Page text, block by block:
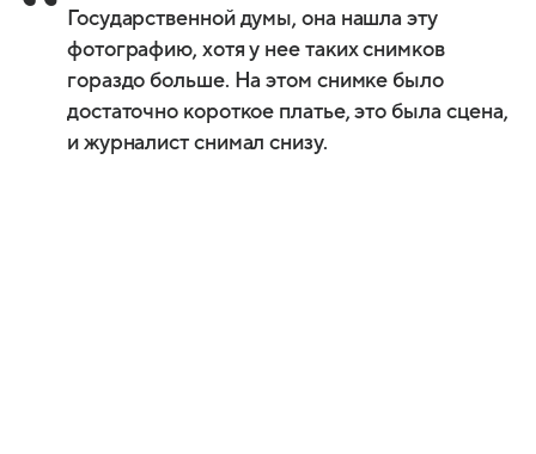
Государственной думы, она нашла эту
фотографию, хотя у нее таких снимков
гораздо больше. На этом снимке было
достаточно короткое платье, это была сцена,
и журналист снимал снизу.